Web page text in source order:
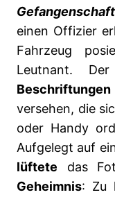
einen Offizier
Fahrzeug
Leutnant.
Beschriftungen
versehen, die
oder Handy
Aufgelegt auf
lüftete das
Geheimnis: Zu